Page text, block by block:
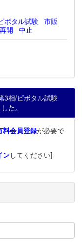
ボタル試験 市販
再開
中止
3相/ピボタル試験
た。
料会員登録が必要で
ンしてください]